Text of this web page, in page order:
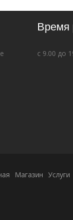
Время
с 9.00 до
Магазин Услуги